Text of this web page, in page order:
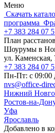
Меню
Скачать
программа
+7 383 284 07
План
Шоурумы в
ул.
+7 383 284 07
Пн-Пт: с 09:00
nvs@office-
Нижний
Ростов-на-
Уфа
Ярославль
Добавлено в